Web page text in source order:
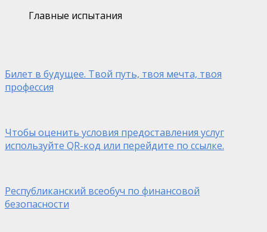
Главные испытания
Билет в будущее. Твой путь, твоя мечта, твоя
профессия
Чтобы оценить условия предоставления услуг
используйте QR-код или перейдите по ссылке.
Республиканский всеобуч по финансовой
безопасности